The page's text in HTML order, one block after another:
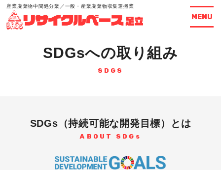
産業廃棄物中間処分業／一般・産業廃棄物収集運搬業
MENU
SDGsへの取り組み
SDGS
SDGs（持続可能な開発目標）とは
ABOUT SDGs